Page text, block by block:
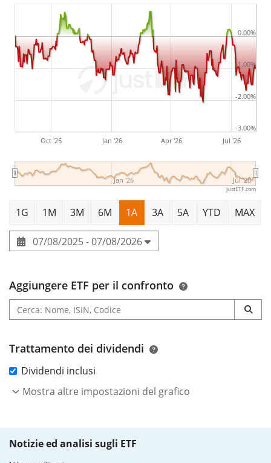
fiscale in Lussemburgo
Oct '25 Jan '26 Apr '26 Jul '26
Jan '26 Jul '26
-3.00%
-2.00%
-1.00%
0.00%
justETF.com
1G 1M 3M 6M 1A 3A 5A YTD MAX
07/08/2025 - 07/08/2026
Aggiungere ETF per il confronto
Trattamento dei dividendi
Dividendi inclusi
Mostra altre impostazioni del grafico
Notizie ed analisi sugli ETF